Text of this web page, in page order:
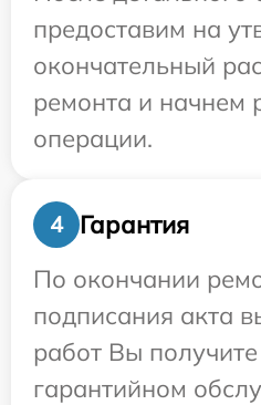
предоставим на
окончательный
ремонта и начнем
операции.
4
Гарантия
По окончании
подписания акта
работ Вы
гарантийном